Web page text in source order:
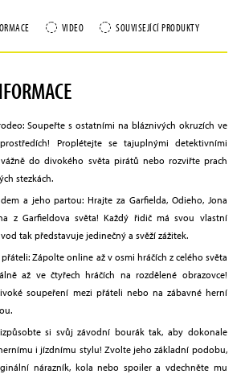
VIDEO SOUVISEJÍCÍ PRODUKTY
Soupeřte s ostatními na bláznivých okruzích ve
Proplétejte se tajuplnými detektivními
do divokého světa pirátů nebo rozviřte prach
stezkách.
a jeho partou: Hrajte za Garfielda, Odieho, Jona
z Garfieldova světa! Každý řidič má svou vlastní
tak představuje jedinečný a svěží zážitek.
Zápolte online až v osmi hráčích z celého světa
až ve čtyřech hráčích na rozdělené obrazovce!
soupeření mezi přáteli nebo na zábavné herní
si svůj závodní bourák tak, aby dokonale
i jízdnímu stylu! Zvolte jeho základní podobu,
nárazník, kola nebo spoiler a vdechněte mu